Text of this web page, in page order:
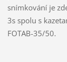
snímkování je
3s spolu s
FOTAB-35/50.